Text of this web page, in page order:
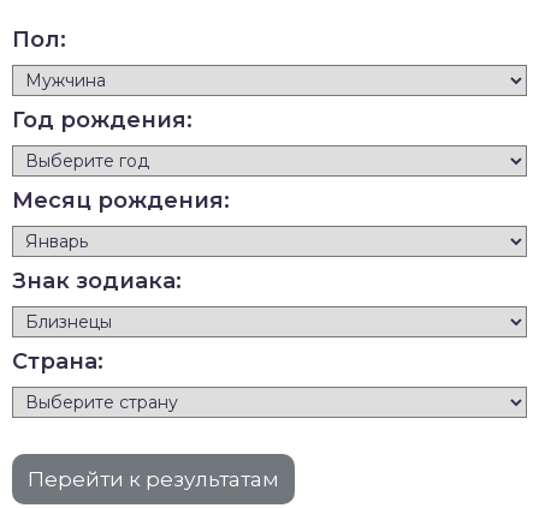
Пол:
Год рождения:
Месяц рождения:
Знак зодиака:
Страна: